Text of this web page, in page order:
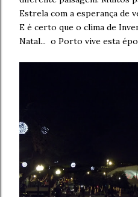
Estrela com a esperança de
E é certo que o clima de
Natal... o Porto vive esta